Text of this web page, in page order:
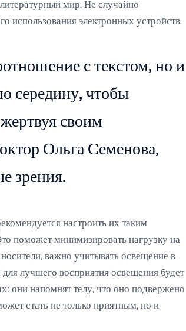
мир. Не случайно
использования электронных устройств.
с текстом, но и
середину, чтобы
своим
Ольга Семенова,
зрения.
настроить их таким
поможет минимизировать нагрузку на
важно учитывать освещение в
лучшего восприятия освещения будет
они напомнят телу, что оно подвержено
стать не только приятным, но и